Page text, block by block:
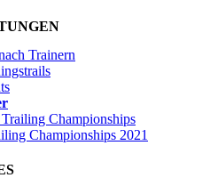
Trainern
Championships
Championships 2021